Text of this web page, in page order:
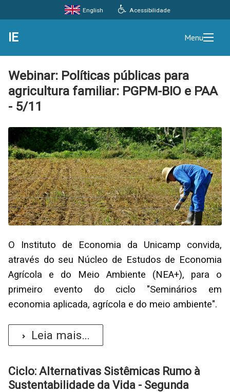
Acessibilidade
English
IE Menu
Webinar: Políticas públicas para
agricultura familiar: PGPM-BIO e PAA
- 5/11
O Instituto de Economia da Unicamp convida,
através do seu Núcleo de Estudos de Economia
Agrícola e do Meio Ambiente (NEA+), para o
primeiro evento do ciclo "Seminários em
economia aplicada, agrícola e do meio ambiente".
Leia mais...
Ciclo: Alternativas Sistêmicas Rumo à
Sustentabilidade da Vida - Segunda